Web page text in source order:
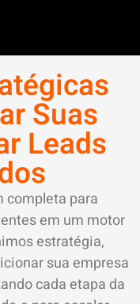
Suas
Leads
completa para
em um motor
estratégia,
sua empresa
cada etapa da